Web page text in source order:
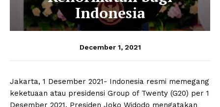
Indonesia
December 1, 2021
Jakarta, 1 Desember 2021- Indonesia resmi memegang
keketuaan atau presidensi Group of Twenty (G20) per 1
Desember 2021. Presiden Joko Widodo mengatakan